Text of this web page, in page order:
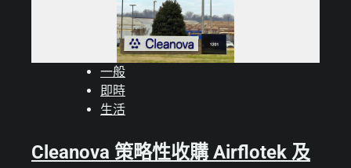
一般
即時
生活
Cleanova 策略性收購 Airflotek 及